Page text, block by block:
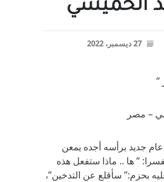
الخميسي
27 ديسمبر، 2022
”
– مصر
جديد برأسه أجده يمعن
” ها .. ماذا ستفعل هذه
بحزم:” سأقلع عن التدخين”،